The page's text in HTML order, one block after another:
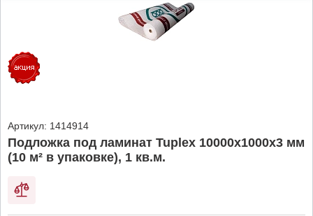
Артикул: 1414914
Подложка под ламинат Tuplex 10000x1000x3 мм
(10 м² в упаковке), 1 кв.м.